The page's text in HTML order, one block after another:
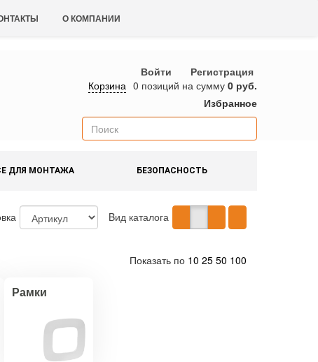
О КОМПАНИИ
Войти
Регистрация
Корзина 0 позиций на сумму 0 руб.
Избранное
ДЛЯ МОНТАЖА БЕЗОПАСНОСТЬ
Bид каталога
Показать по 10 25 50 100
Рамки